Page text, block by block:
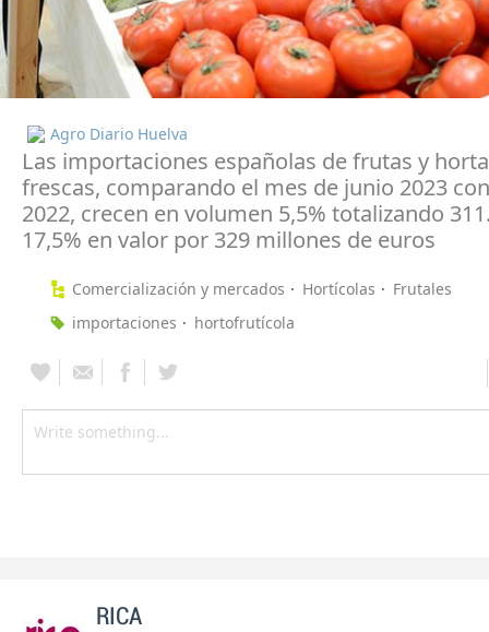
Agro Diario Huelva
Las importaciones españolas de frutas y
frescas, comparando el mes de junio 2023
2022, crecen en volumen 5,5% totalizando
17,5% en valor por 329 millones de euros
Comercialización y mercados Hortícolas
Frutales
importaciones
hortofrutícola
RICA